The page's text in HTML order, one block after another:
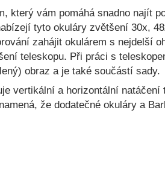
který vám pomáhá snadno najít
tyto okuláry zvětšení 30x,
zahájit okulárem s nejdelší
teleskopu. Při práci s
obraz a je také součástí sady.
vertikální a horizontální
že dodatečné okuláry a